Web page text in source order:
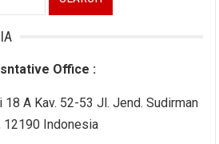
Office :
18 A Kav. 52-53 Jl. Jend. Sudirman
12190 Indonesia